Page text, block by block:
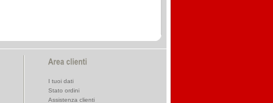
I tuoi dati
Stato ordini
Assistenza clienti